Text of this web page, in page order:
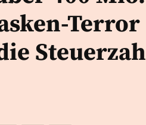
Terror